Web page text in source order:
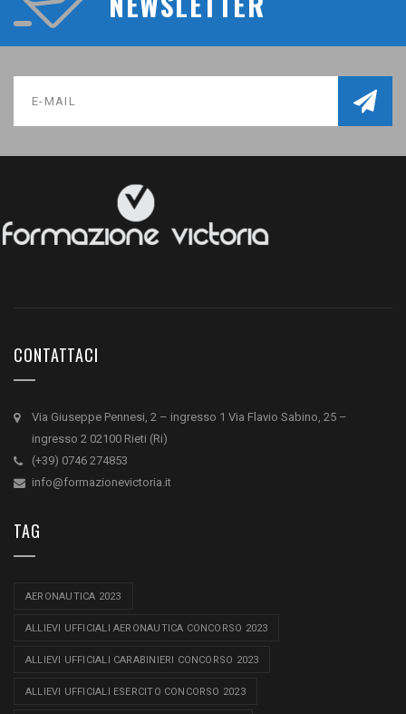
CONTATTACI
Via Giuseppe Pennesi, 2 – ingresso 1 Via Flavio Sabino, 25 –
ingresso 2 02100 Rieti (Ri)
(+39) 0746 274853
info@formazionevictoria.it
TAG
AERONAUTICA 2023
ALLIEVI UFFICIALI AERONAUTICA CONCORSO 2023
ALLIEVI UFFICIALI CARABINIERI CONCORSO 2023
ALLIEVI UFFICIALI ESERCITO CONCORSO 2023